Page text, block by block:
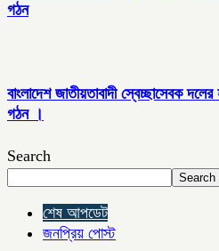
গঠন
বাংলাদেশ জাতীয়তাবাদী স্বেচ্ছাসেবক
গঠন ।
Search
Search
শেষ আপডেট
জনপ্রিয় পোস্ট